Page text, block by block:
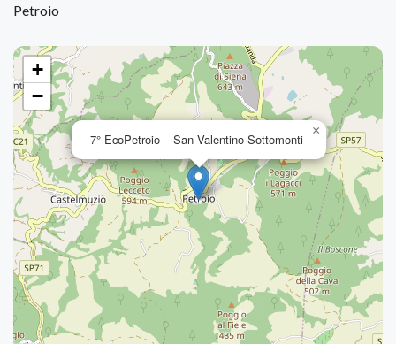
Petroio
7° EcoPetroio – San Valentino Sottomonti
×
+
−